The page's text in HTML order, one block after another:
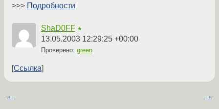
>>> Подробности
ShaD0FF ★
13.05.2003 12:29:25 +00:00
Проверено: green
Ссылка
← →